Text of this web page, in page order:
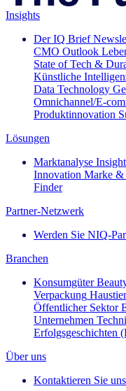
Insights
Der IQ Brief
CMO Outlook
State of Tech &
Künstliche
Data Technology
Omnichannel/E-
Produktinnovation
Lösungen
Marktanalyse
Innovation Marke &
Finder
Partner-Netzwerk
Werden Sie NIQ-
Branchen
Konsumgüter
Verpackung
Öffentlicher Sektor
Unternehmen
Erfolgsgeschichten
Über uns
Kontaktieren Sie uns